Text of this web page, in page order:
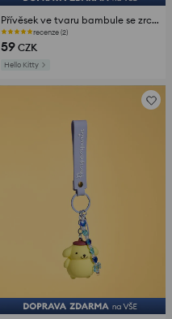
Přívěsek ve tvaru bambule se zrcátkem Hello Kitty
recenze (2)
59 CZK
Hello Kitty